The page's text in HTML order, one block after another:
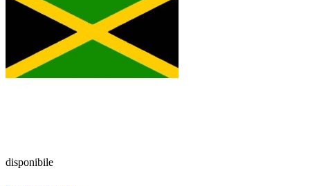
disponibile